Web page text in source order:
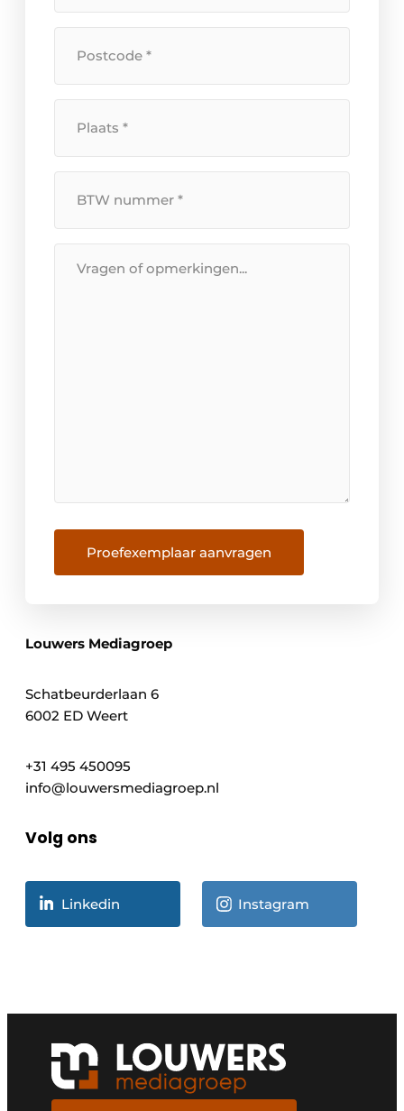
huisnummer*
Nummer*
Proefexemplaar aanvragen
Louwers Mediagroep
Schatbeurderlaan 6
6002 ED Weert
+31 495 450095
info@louwersmediagroep.nl
Volg ons
Linkedin Instagram